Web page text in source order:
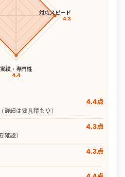
対応スピード
4.3
実績・専門性
4.4
4.4点
詳細は要見積もり）
4.3点
確認）
4.3点